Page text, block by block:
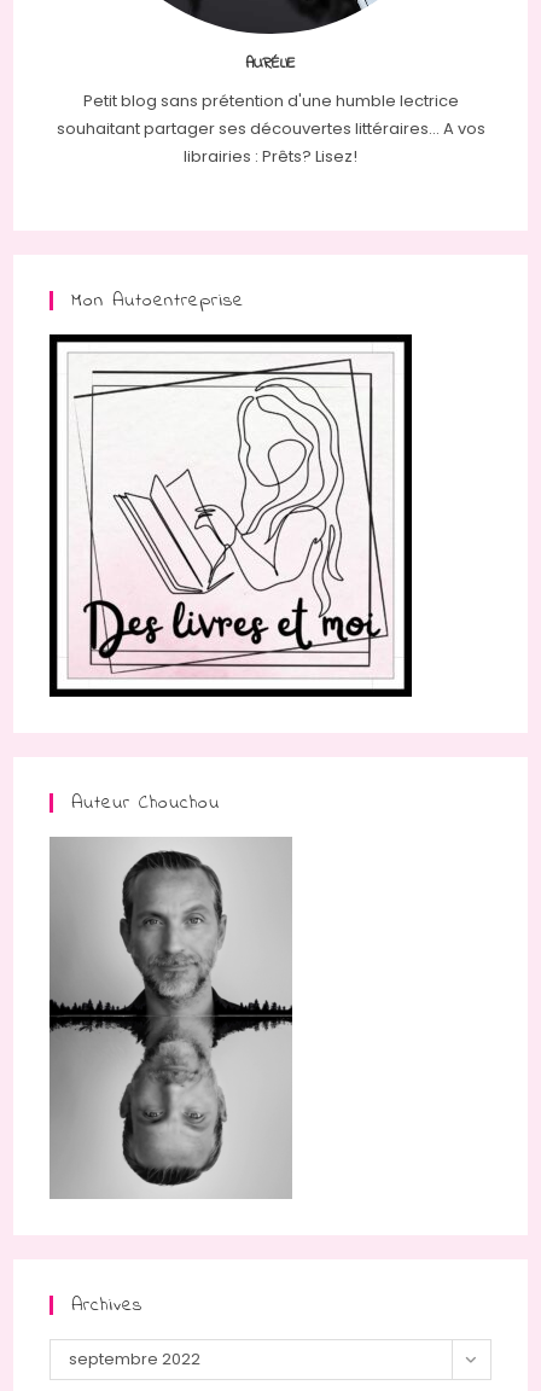
AURÉLIE
Petit blog sans prétention d'une humble lectrice
souhaitant partager ses découvertes littéraires... A vos
librairies : Prêts? Lisez!
Mon Autoentreprise
Auteur Chouchou
Archives
Archives
septembre 2022